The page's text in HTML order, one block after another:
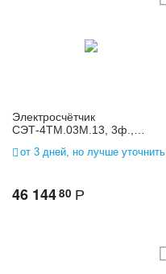
Электросчётчик
СЭТ-4ТМ.03М.13, 3ф.,
230)/(208-400), 5(10)
от 3 дней, но лучше уточнить
46 14480 Р